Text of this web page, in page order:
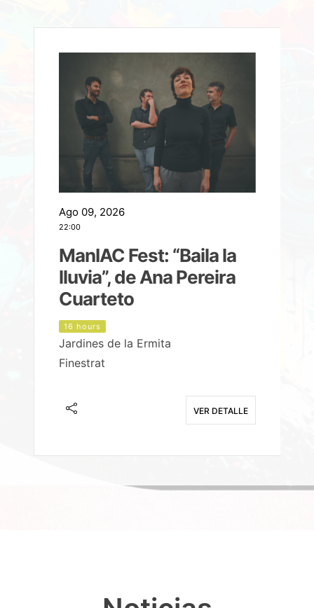
Ago 09, 2026
22:00
ManIAC Fest: “Baila la
lluvia”, de Ana Pereira
Cuarteto
16 hours
Jardines de la Ermita
Finestrat
VER DETALLE